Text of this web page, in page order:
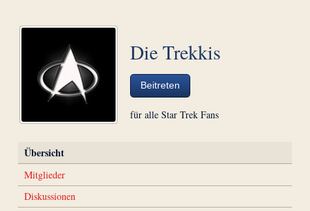
Die Trekkis
Beitreten
für alle Star Trek Fans
Übersicht
Mitglieder
Diskussionen